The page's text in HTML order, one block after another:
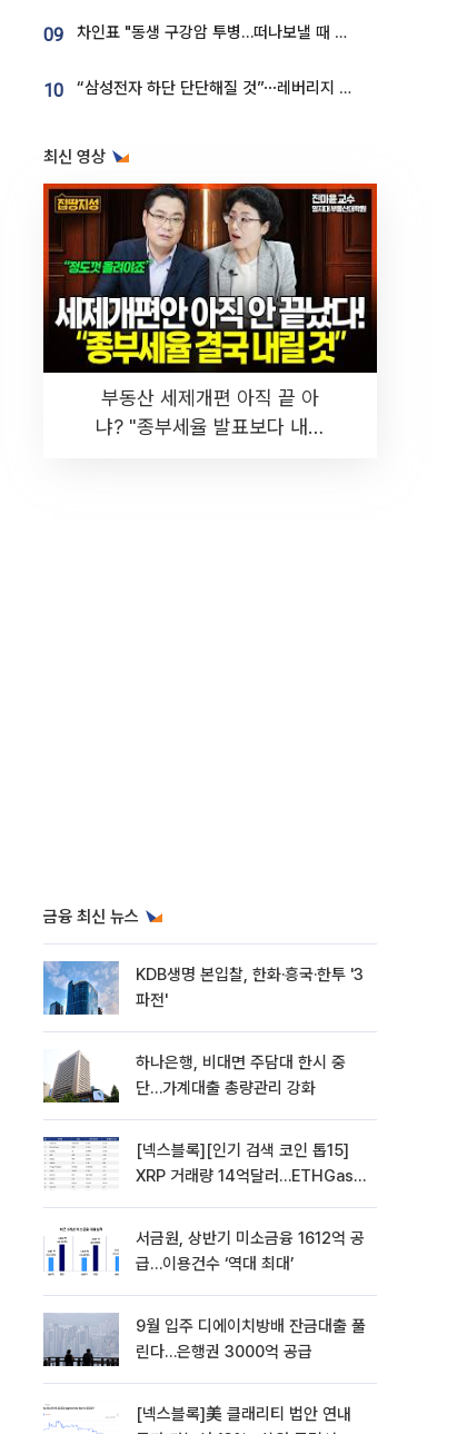
09 차인표 "동생 구강암 투병…떠나보낼 때 가장 힘들었다”
10 “삼성전자 하단 단단해질 것”⋯레버리지 규제에 쏠림 완화 [찐코노미]
최신 영상
부동산 세제개편 아직 끝 아
냐? "종부세율 발표보다 내릴
금융 최신 뉴스
KDB생명 본입찰, 한화·흥국·한투 '3
파전'
하나은행, 비대면 주담대 한시 중
단…가계대출 총량관리 강화
[넥스블록][인기 검색 코인 톱15]
XRP 거래량 14억달러…ETHGas
서금원, 상반기 미소금융 1612억 공
급…이용건수 ‘역대 최대’
9월 입주 디에이치방배 잔금대출 풀
린다…은행권 3000억 공급
[넥스블록]美 클래리티 법안 연내